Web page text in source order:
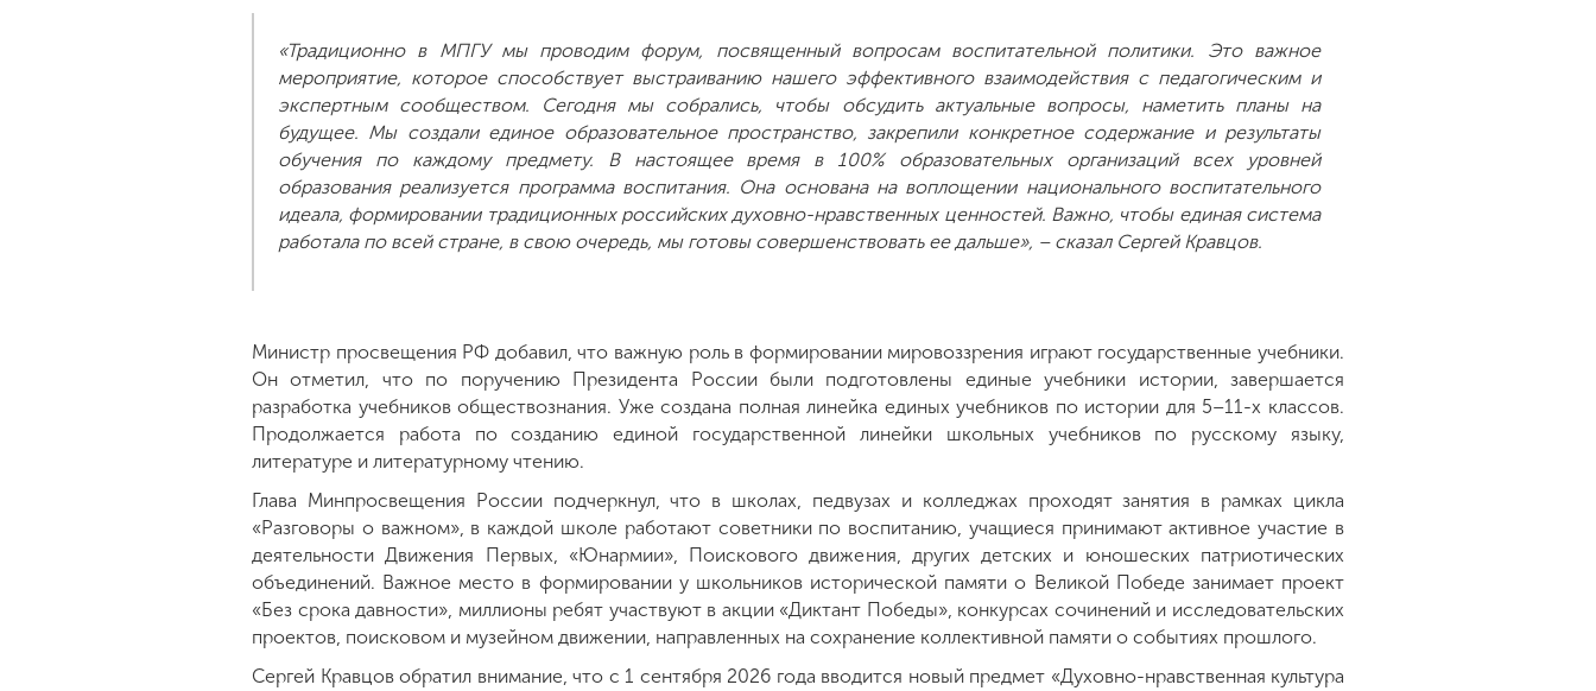
«Традиционно в МПГУ мы проводим форум, посвященный вопросам воспитательной политики. Это важное
мероприятие, которое способствует выстраиванию нашего эффективного взаимодействия с педагогическим и
экспертным сообществом. Сегодня мы собрались, чтобы обсудить актуальные вопросы, наметить планы на
будущее. Мы создали единое образовательное пространство, закрепили конкретное содержание и результаты
обучения по каждому предмету. В настоящее время в 100% образовательных организаций всех уровней
образования реализуется программа воспитания. Она основана на воплощении национального воспитательного
идеала, формировании традиционных российских духовно-нравственных ценностей. Важно, чтобы единая система
работала по всей стране, в свою очередь, мы готовы совершенствовать ее дальше», – сказал Сергей Кравцов.
Министр просвещения РФ добавил, что важную роль в формировании мировоззрения играют государственные учебники.
Он отметил, что по поручению Президента России были подготовлены единые учебники истории, завершается
разработка учебников обществознания. Уже создана полная линейка единых учебников по истории для 5–11-х классов.
Продолжается работа по созданию единой государственной линейки школьных учебников по русскому языку,
литературе и литературному чтению.
Глава Минпросвещения России подчеркнул, что в школах, педвузах и колледжах проходят занятия в рамках цикла
«Разговоры о важном», в каждой школе работают советники по воспитанию, учащиеся принимают активное участие в
деятельности Движения Первых, «Юнармии», Поискового движения, других детских и юношеских патриотических
объединений. Важное место в формировании у школьников исторической памяти о Великой Победе занимает проект
«Без срока давности», миллионы ребят участвуют в акции «Диктант Победы», конкурсах сочинений и исследовательских
проектов, поисковом и музейном движении, направленных на сохранение коллективной памяти о событиях прошлого.
Сергей Кравцов обратил внимание, что с 1 сентября 2026 года вводится новый предмет «Духовно-нравственная культура